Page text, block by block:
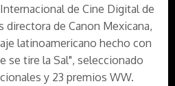
de Cine Digital de
directora de Canon Mexicana,
latinoamericano hecho con
se tire la Sal", seleccionado
y 23 premios WW.